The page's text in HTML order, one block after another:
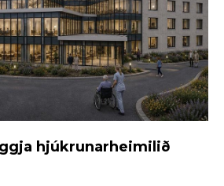
hjúkrunarheimilið